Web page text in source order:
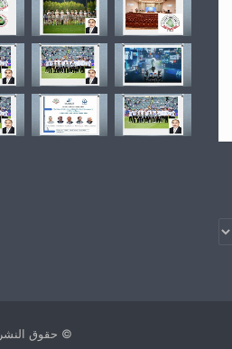
© حقوق النشر 2026، جميع الحقوق محفوظة |